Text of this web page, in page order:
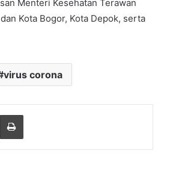
Menteri Kesehatan Terawan
Kota Bogor, Kota Depok, serta
virus corona
via Email Print